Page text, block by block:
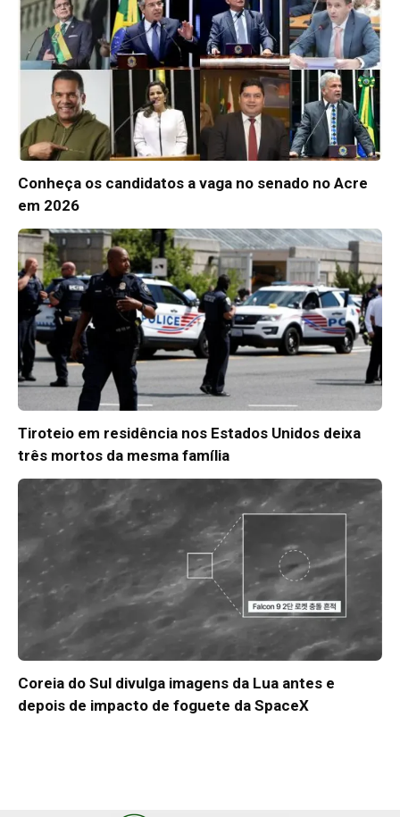
Conheça os candidatos a vaga no senado no Acre
em 2026
Tiroteio em residência nos Estados Unidos deixa
três mortos da mesma família
Coreia do Sul divulga imagens da Lua antes e
depois de impacto de foguete da SpaceX